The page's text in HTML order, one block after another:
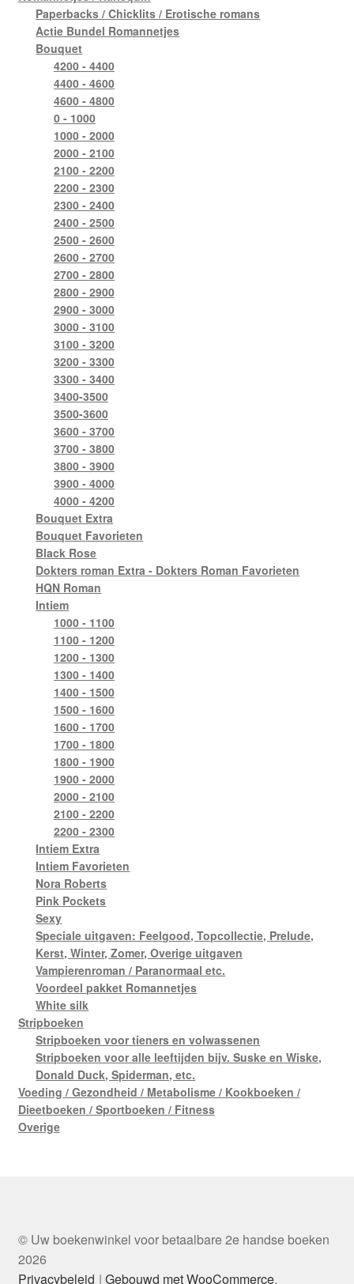
Paperbacks / Chicklits / Erotische romans
Actie Bundel Romannetjes
Bouquet
4200 - 4400
4400 - 4600
4600 - 4800
0 - 1000
1000 - 2000
2000 - 2100
2100 - 2200
2200 - 2300
2300 - 2400
2400 - 2500
2500 - 2600
2600 - 2700
2700 - 2800
2800 - 2900
2900 - 3000
3000 - 3100
3100 - 3200
3200 - 3300
3300 - 3400
3400-3500
3500-3600
3600 - 3700
3700 - 3800
3800 - 3900
3900 - 4000
4000 - 4200
Bouquet Extra
Bouquet Favorieten
Black Rose
Dokters roman Extra - Dokters Roman Favorieten
HQN Roman
Intiem
1000 - 1100
1100 - 1200
1200 - 1300
1300 - 1400
1400 - 1500
1500 - 1600
1600 - 1700
1700 - 1800
1800 - 1900
1900 - 2000
2000 - 2100
2100 - 2200
2200 - 2300
Intiem Extra
Intiem Favorieten
Nora Roberts
Pink Pockets
Sexy
Speciale uitgaven: Feelgood, Topcollectie, Prelude,
Kerst, Winter, Zomer, Overige uitgaven
Vampierenroman / Paranormaal etc.
Voordeel pakket Romannetjes
White silk
Stripboeken
Stripboeken voor tieners en volwassenen
Stripboeken voor alle leeftijden bijv. Suske en Wiske,
Donald Duck, Spiderman, etc.
Voeding / Gezondheid / Metabolisme / Kookboeken /
Dieetboeken / Sportboeken / Fitness
Overige
© Uw boekenwinkel voor betaalbare 2e handse boeken
2026
Privacybeleid
Gebouwd met WooCommerce.